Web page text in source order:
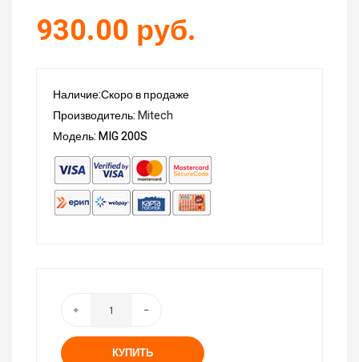
930.00 руб.
Наличие:Скоро в продаже
Производитель:Mitech
Модель: MIG 200S
КУПИТЬ